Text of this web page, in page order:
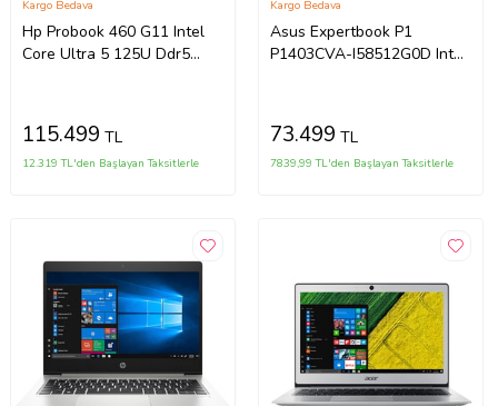
Hp Probook 460 G11 Intel
Core Ultra 5 125U Ddr5
Freedos Taşınabilir
Bilgisayar A23BKEAF16 +
Zetta Çanta
Kargo Bedava
115.499 TL
12.319 TL'den Başlayan Taksitlerle
Asus Expertbook P1
P1403CVA-I58512G0D Intel
WINDOWS11HOME 14" Fhd
Intel UHD Taşınabilir
Bilgisayar
Kargo Bedava
73.499 TL
7839,99 TL'den Başlayan Taksitlerle